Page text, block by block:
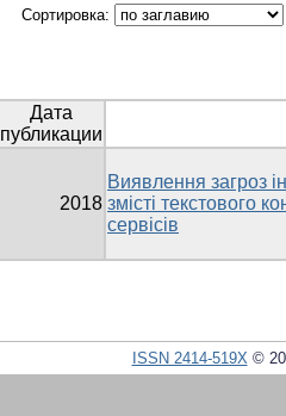
Сортировка:
Дата
публикации
2018
Виявлення загроз
змісті текстового
сервісів
ISSN 2414-519X©